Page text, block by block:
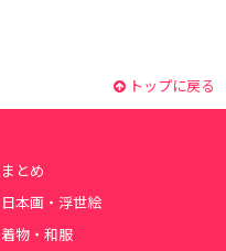
トップに戻る
まとめ
日本画・浮世絵
着物・和服